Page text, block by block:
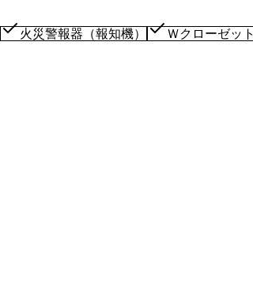
火災警報器（報知機） Ｗクローゼット